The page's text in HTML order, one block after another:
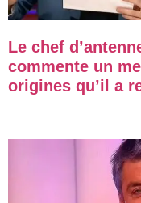
Le chef
commente un
origines qu’il a